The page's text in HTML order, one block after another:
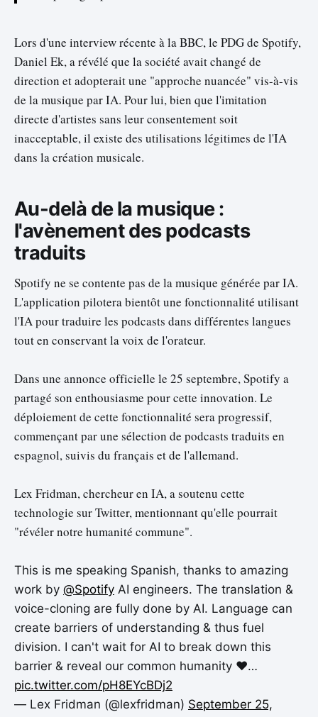
Lors d'une interview récente à la BBC, le PDG de Spotify,
Daniel Ek, a révélé que la société avait changé de
direction et adopterait une "approche nuancée" vis-à-vis
de la musique par IA. Pour lui, bien que l'imitation
directe d'artistes sans leur consentement soit
inacceptable, il existe des utilisations légitimes de l'IA
dans la création musicale.
Au-delà de la musique :
l'avènement des podcasts
traduits
Spotify ne se contente pas de la musique générée par IA.
L'application pilotera bientôt une fonctionnalité utilisant
l'IA pour traduire les podcasts dans différentes langues
tout en conservant la voix de l'orateur.
Dans une annonce officielle le 25 septembre, Spotify a
partagé son enthousiasme pour cette innovation. Le
déploiement de cette fonctionnalité sera progressif,
commençant par une sélection de podcasts traduits en
espagnol, suivis du français et de l'allemand.
Lex Fridman, chercheur en IA, a soutenu cette
technologie sur Twitter, mentionnant qu'elle pourrait
"révéler notre humanité commune".
This is me speaking Spanish, thanks to amazing
work by @Spotify AI engineers. The translation &
voice-cloning are fully done by AI. Language can
create barriers of understanding & thus fuel
division. I can't wait for AI to break down this
barrier & reveal our common humanity ❤…
pic.twitter.com/pH8EYcBDj2
— Lex Fridman (@lexfridman) September 25,